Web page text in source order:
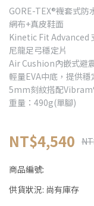
GORE-TEX®襪套式
網布+真皮鞋面
Kinetic Fit Advanced
尼龍足弓穩定片
Air Cushion內嵌式避
輕量EVA中底，提供
5mm刻紋搭配
重量：490g(單腳)
NT$4,540
商品編號:
供貨狀況: 尚有庫存